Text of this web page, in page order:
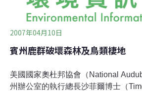
2007年04月10日
賓州鹿群破壞森林及鳥類棲地
美國國家奧杜邦協會（National
州辦公室的執行總長沙菲爾博士（